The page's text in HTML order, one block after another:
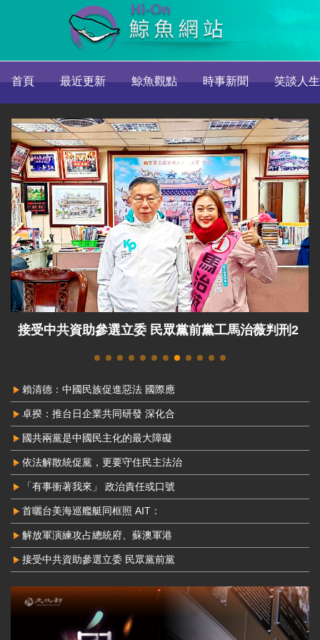
首頁 最近更新 鯨魚觀點 時事新聞 笑談人生
中配周滿芝為中國發展組織 判8年定讞
賴清德：中國民族促進惡法 國際應
卓揆：推台日企業共同研發 深化合
國共兩黨是中國民主化的最大障礙
依法解散統促黨，更要守住民主法治
「有事衝著我來」 政治責任或口號
首曬台美海巡艦艇同框照 AIT：
解放軍演練攻占總統府、蘇澳軍港
接受中共資助參選立委 民眾黨前黨